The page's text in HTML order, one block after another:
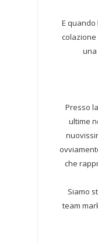
E
Presso
ultime
che
Siamo
team